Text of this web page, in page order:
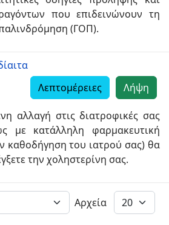
που επιδεινώνουν τη
(ΓΟΠ).
Λήψη
Λεπτομέρειες
αλλαγή στις διατροφικές σας
με κατάλληλη φαρμακευτική
καθοδήγηση του ιατρού σας) θα
την χοληστερίνη σας.
Αρχεία